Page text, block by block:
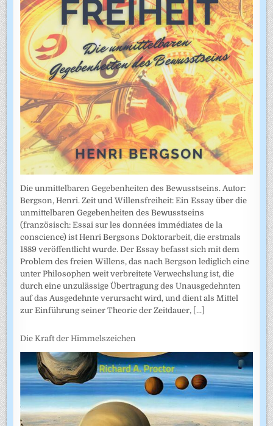
Die unmittelbaren Gegebenheiten des Bewusstseins. Autor:
Bergson, Henri. Zeit und Willensfreiheit: Ein Essay über die
unmittelbaren Gegebenheiten des Bewusstseins
(französisch: Essai sur les données immédiates de la
conscience) ist Henri Bergsons Doktorarbeit, die erstmals
1889 veröffentlicht wurde. Der Essay befasst sich mit dem
Problem des freien Willens, das nach Bergson lediglich eine
unter Philosophen weit verbreitete Verwechslung ist, die
durch eine unzulässige Übertragung des Unausgedehnten
auf das Ausgedehnte verursacht wird, und dient als Mittel
zur Einführung seiner Theorie der Zeitdauer, [...]
Die Kraft der Himmelszeichen